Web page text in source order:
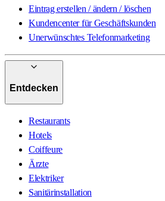
Eintrag erstellen / ändern / löschen
Kundencenter für Geschäftskunden
Unerwünschtes Telefonmarketing
Entdecken
Restaurants
Hotels
Coiffeure
Ärzte
Elektriker
Sanitärinstallation